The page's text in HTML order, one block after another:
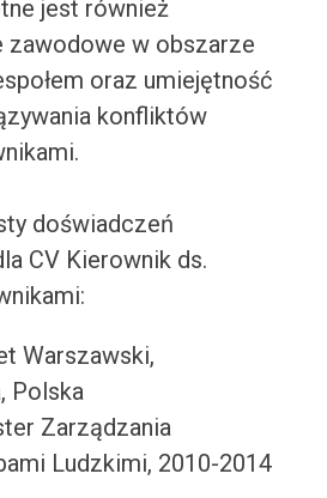
jest również
zawodowe w obszarze
oraz umiejętność
konfliktów
doświadczeń
CV Kierownik ds.
Warszawski,
Polska
Zarządzania
Ludzkimi, 2010-2014